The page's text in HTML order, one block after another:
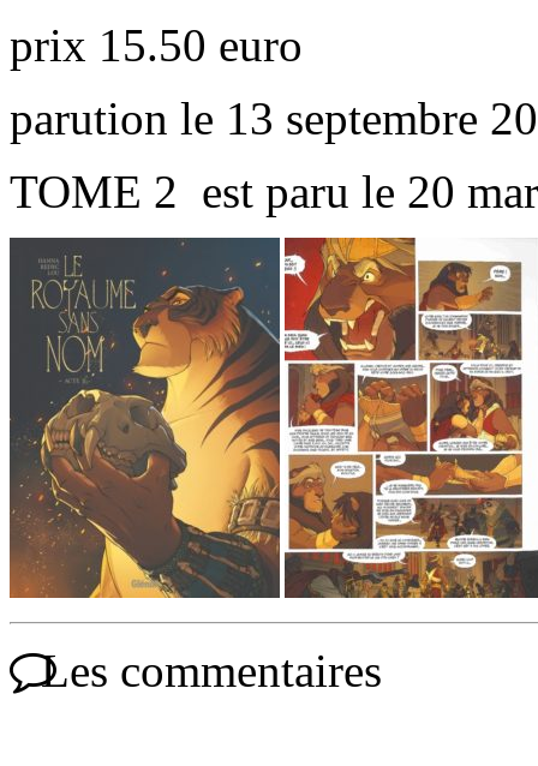
prix 15.50 euro
parution le 13 septembre
TOME 2 est paru le 20
Les commentaires